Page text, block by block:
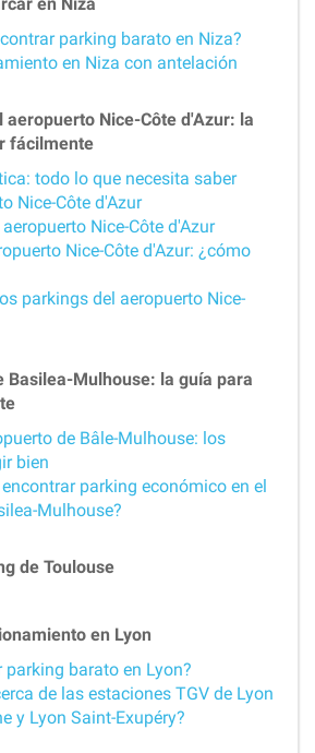
parking barato en Niza?
en Niza con antelación
aeropuerto Nice-Côte d'Azur: la
fácilmente
todo lo que necesita saber
Nice-Côte d'Azur
Nice-Côte d'Azur
Nice-Côte d'Azur: ¿cómo
parkings del aeropuerto Nice-
Basilea-Mulhouse: la guía para
de Bâle-Mulhouse: los
bien
parking económico en el
Mulhouse?
de Toulouse
en Lyon
parking barato en Lyon?
de las estaciones TGV de Lyon
y Lyon Saint-Exupéry?